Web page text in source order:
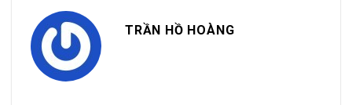
TRẦN HỒ HOÀNG